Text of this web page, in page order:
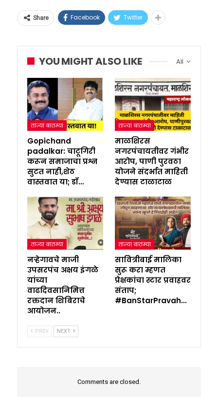
Share Facebook Twitter
All
YOU MIGHT ALSO LIKE
ताज्या बातम्या
Gopichand
padalkar: चाटूगिरी
करून समाजाचा प्रश्न
सुटत नाही,शेठ
वास्तवात या; डॉ…
ताज्या बातम्या
माळशिरस
नगरपंचायतीवर गंभीर
आरोप, पाणी पुरवठा
योजने संदर्भात माहिती
देण्यास टाळाटाळ
ताज्या बातम्या
नऱ्हेगावचे माजी
उपसरपंच अक्षय इंगळे
यांच्या
वाढदिवसानिमित्त
रक्तदान शिबिराचे
आयोजन..
ताज्या बातम्या
सावित्रीबाई मालिका
सुरू करा म्हणत
प्रेक्षकांचा स्टार प्रवाहवर
संताप;
#BanStarPravah…
PREV NEXT
Comments are closed.